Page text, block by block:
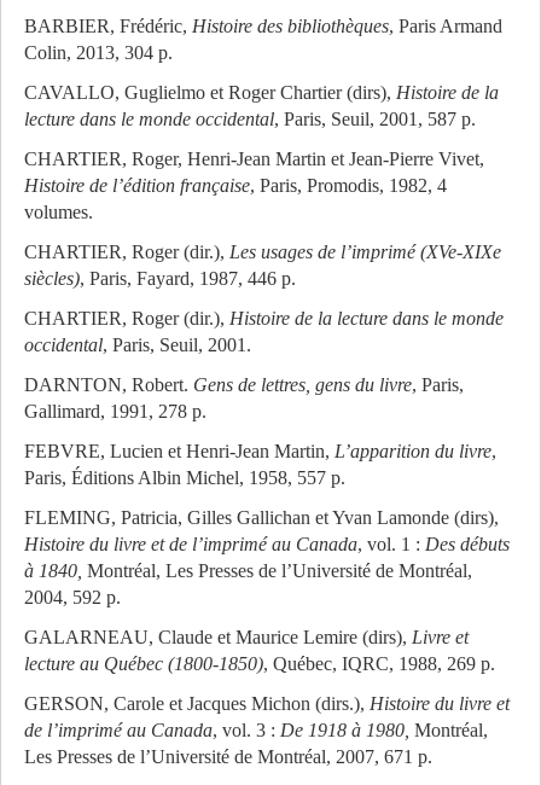
BARBIER, Frédéric, Histoire des bibliothèques, Paris Armand
Colin, 2013, 304 p.
CAVALLO, Guglielmo et Roger Chartier (dirs), Histoire de la
lecture dans le monde occidental, Paris, Seuil, 2001, 587 p.
CHARTIER, Roger, Henri-Jean Martin et Jean-Pierre Vivet,
Histoire de l’édition française, Paris, Promodis, 1982, 4
volumes.
CHARTIER, Roger (dir.), Les usages de l’imprimé (XVe-XIXe
siècles), Paris, Fayard, 1987, 446 p.
CHARTIER, Roger (dir.), Histoire de la lecture dans le monde
occidental, Paris, Seuil, 2001.
DARNTON, Robert. Gens de lettres, gens du livre, Paris,
Gallimard, 1991, 278 p.
FEBVRE, Lucien et Henri-Jean Martin, L’apparition du livre,
Paris, Éditions Albin Michel, 1958, 557 p.
FLEMING, Patricia, Gilles Gallichan et Yvan Lamonde (dirs),
Histoire du livre et de l’imprimé au Canada, vol. 1 : Des débuts
à 1840, Montréal, Les Presses de l’Université de Montréal,
2004, 592 p.
GALARNEAU, Claude et Maurice Lemire (dirs), Livre et
lecture au Québec (1800-1850), Québec, IQRC, 1988, 269 p.
GERSON, Carole et Jacques Michon (dirs.), Histoire du livre et
de l’imprimé au Canada, vol. 3 : De 1918 à 1980, Montréal,
Les Presses de l’Université de Montréal, 2007, 671 p.